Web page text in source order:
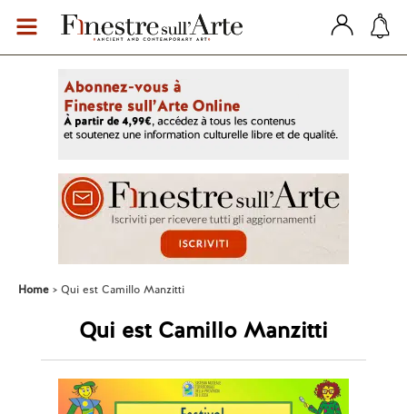
Home Qui est Camillo Manzitti
Qui est Camillo Manzitti